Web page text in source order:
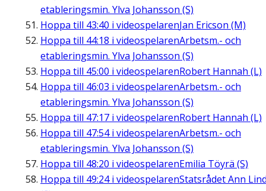
etableringsmin. Ylva Johansson (S)
Hoppa till 43:40 i videospelarenJan Ericson (M)
Hoppa till 44:18 i videospelarenArbetsm.- och
etableringsmin. Ylva Johansson (S)
Hoppa till 45:00 i videospelarenRobert Hannah (L)
Hoppa till 46:03 i videospelarenArbetsm.- och
etableringsmin. Ylva Johansson (S)
Hoppa till 47:17 i videospelarenRobert Hannah (L)
Hoppa till 47:54i videospelarenArbetsm.- och
etableringsmin. Ylva Johansson (S)
Hoppa till 48:20 i videospelarenEmilia Töyrä (S)
Hoppa till 49:24i videospelarenStatsrådet Ann